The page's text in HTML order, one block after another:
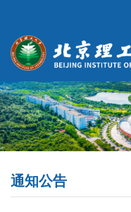
通知公告